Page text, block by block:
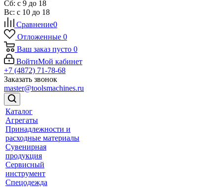
Сб: с 9 до 18
Вс: с 10 до 18
Сравнение0
Отложенные 0
Ваш заказ пусто 0
ВойтиМой кабинет
+7 (4872) 71-78-68
Заказать звонок
master@toolsmachines.ru
Каталог
Агрегаты
Принадлежности и
расходные материалы
Сувенирная
продукция
Сервисный
инструмент
Спецодежда